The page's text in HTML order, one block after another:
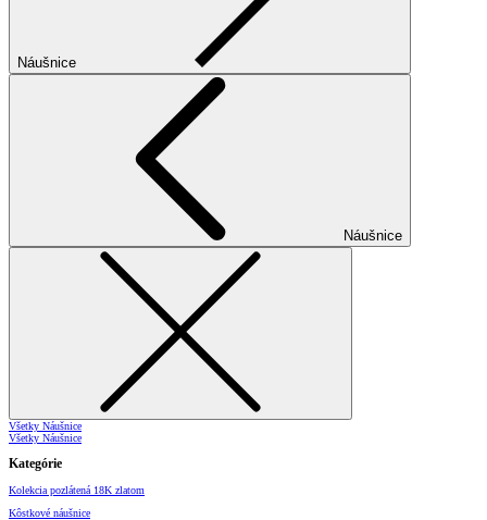
Náušnice
Náušnice
Všetky Náušnice
Všetky Náušnice
Kategórie
Kolekcia pozlátená 18K zlatom
Kôstkové náušnice